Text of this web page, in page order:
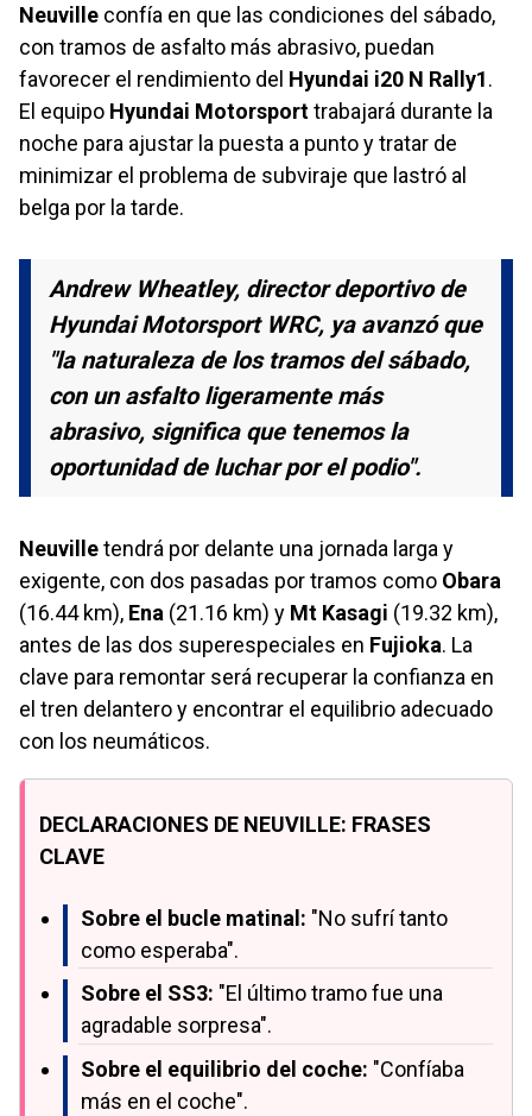
Neuville confía en que las condiciones del sábado,
con tramos de asfalto más abrasivo, puedan
favorecer el rendimiento del Hyundai i20 N Rally1.
El equipo Hyundai Motorsporttrabajará durante la
noche para ajustar la puesta a punto y tratar de
minimizar el problema de subviraje que lastró al
belga por la tarde.
Andrew Wheatley, director deportivo de
Hyundai Motorsport WRC, ya avanzó que
"la naturaleza de los tramos del sábado,
con un asfalto ligeramente más
abrasivo, significa que tenemos la
oportunidad de luchar por el podio".
Neuvilletendrá por delante una jornada larga y
exigente, con dos pasadas por tramos como Obara
(16.44 km), Ena (21.16 km) y Mt Kasagi (19.32 km),
antes de las dos superespeciales en Fujioka. La
clave para remontar será recuperar la confianza en
el tren delantero y encontrar el equilibrio adecuado
con los neumáticos.
DECLARACIONES DE NEUVILLE: FRASES
CLAVE
Sobre el bucle matinal: "No sufrí tanto
como esperaba".
Sobre el SS3: "El último tramo fue una
agradable sorpresa".
Sobre el equilibrio del coche: "Confíaba
más en el coche".